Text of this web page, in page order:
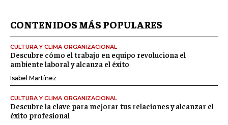
CONTENIDOS MÁS POPULARES
CULTURA Y CLIMA ORGANIZACIONAL
Descubre cómo el trabajo en equipo revoluciona el
ambiente laboral y alcanza el éxito
Isabel Martínez
CULTURA Y CLIMA ORGANIZACIONAL
Descubre la clave para mejorar tus relaciones y alcanzar el
éxito profesional